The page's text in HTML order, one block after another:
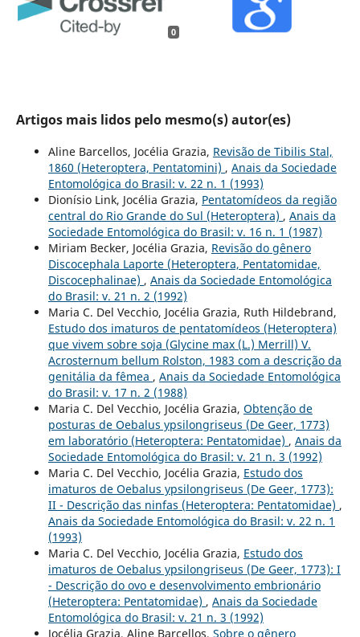
0
Artigos mais lidos pelo mesmo(s) autor(es)
Aline Barcellos, Jocélia Grazia, Revisão de Tibilis Stal,
1860 (Heteroptera, Pentatomini) , Anais da Sociedade
Entomológica do Brasil: v. 22 n. 1 (1993)
Dionísio Link, Jocélia Grazia, Pentatomídeos da região
central do Rio Grande do Sul (Heteroptera) , Anais da
Sociedade Entomológica do Brasil: v. 16 n. 1 (1987)
Miriam Becker, Jocélia Grazia, Revisão do gênero
Discocephala Laporte (Heteroptera, Pentatomidae,
Discocephalinae) , Anais da Sociedade Entomológica
do Brasil: v. 21 n. 2 (1992)
Maria C. Del Vecchio, Jocélia Grazia, Ruth Hildebrand,
Estudo dos imaturos de pentatomídeos (Heteroptera)
que vivem sobre soja (Glycine max (L.) Merrill) V.
Acrosternum bellum Rolston, 1983 com a descrição da
genitália da fêmea , Anais da Sociedade Entomológica
do Brasil: v. 17 n. 2 (1988)
Maria C. Del Vecchio, Jocélia Grazia, Obtenção de
posturas de Oebalus ypsilongriseus (De Geer, 1773)
em laboratório (Heteroptera: Pentatomidae) , Anais da
Sociedade Entomológica do Brasil: v. 21 n. 3 (1992)
Maria C. Del Vecchio, Jocélia Grazia, Estudo dos
imaturos de Oebalus ypsilongriseus (De Geer, 1773):
II - Descrição das ninfas (Heteroptera: Pentatomidae) ,
Anais da Sociedade Entomológica do Brasil: v. 22 n. 1
(1993)
Maria C. Del Vecchio, Jocélia Grazia, Estudo dos
imaturos de Oebalus ypsilongriseus (De Geer, 1773): I
- Descrição do ovo e desenvolvimento embrionário
(Heteroptera: Pentatomidae) , Anais da Sociedade
Entomológica do Brasil: v. 21 n. 3 (1992)
Jocélia Grazia, Aline Barcellos, Sobre o gênero